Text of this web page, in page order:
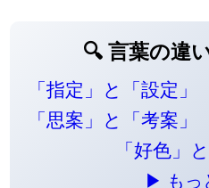
🔍 言葉の違
「指定」と「設定」
「思案」と「考案」
「好色」
▶ もっ